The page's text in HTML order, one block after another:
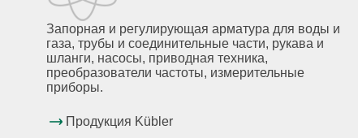
Запорная и регулирующая арматура для воды и
газа, трубы и соединительные части, рукава и
шланги, насосы, приводная техника,
преобразователи частоты, измерительные
приборы.
Продукция Kübler